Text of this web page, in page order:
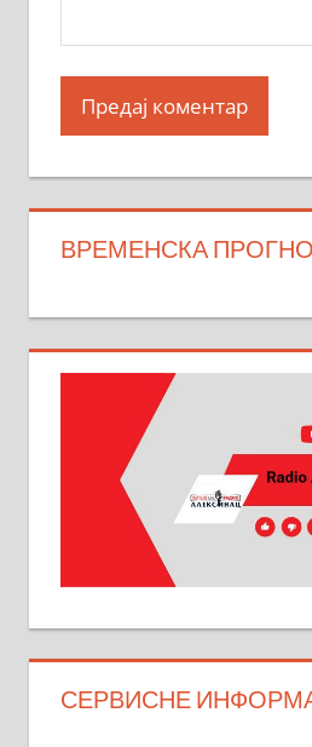
ВРЕМЕНСКА
СЕРВИСНЕ